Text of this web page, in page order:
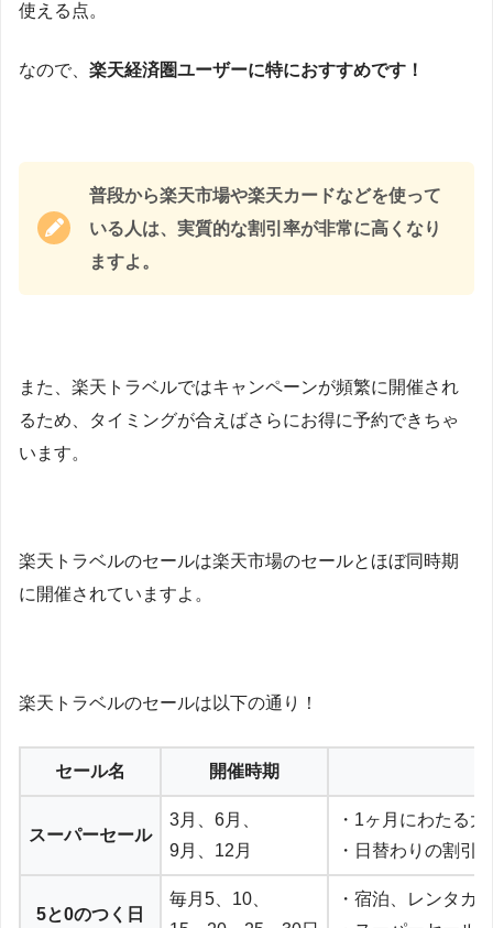
使える点。
なので、 楽天経済圏ユーザーに特におすすめです！
普段から楽天市場や楽天カードなどを使って
いる人は、実質的な割引率が非常に高くなり
ますよ。
また、楽天トラベルではキャンペーンが頻繁に開催され
るため、タイミングが合えばさらにお得に予約できちゃ
います。
楽天トラベルのセールは楽天市場のセールとほぼ同時期
に開催されていますよ。
楽天トラベルのセールは以下の通り！
セール名 開催時期
スーパーセール
3月、6月、
9月、12月
・1ヶ月にわたる
・日替わりの割引
5と0のつく日
毎月5、10、
・宿泊、レンタカ